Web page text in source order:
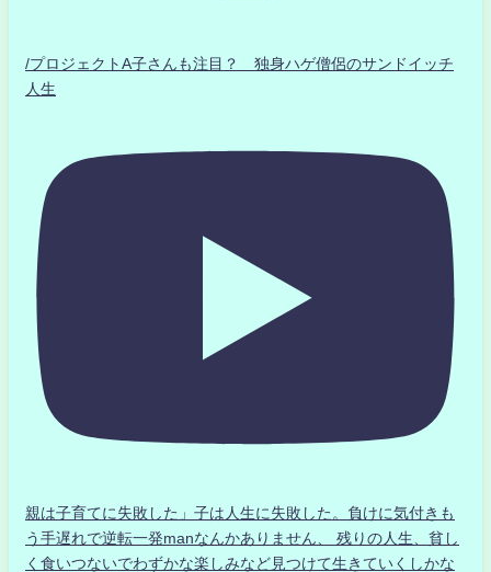
/プロジェクトA子さんも注目？ 独身ハゲ僧侶のサンドイッチ
人生
親は子育てに失敗した」子は人生に失敗した。負けに気付きも
う手遅れで逆転一発manなんかありません、 残りの人生、貧し
く食いつないでわずかな楽しみなど見つけて生きていくしかな